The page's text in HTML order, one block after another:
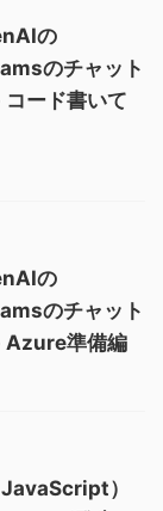
の
のチャット
ード書いて
の
のチャット
Azure準備編
）